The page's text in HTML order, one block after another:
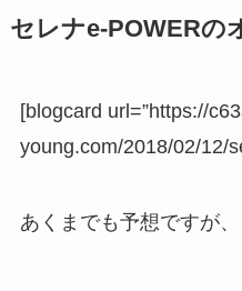
セレナe-POWERの
[blogcard url=”https://
young.com/2018/02/12/
あくまでも予想ですが